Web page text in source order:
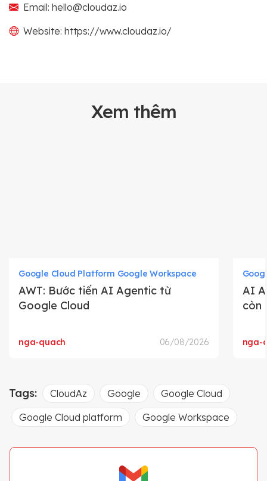
Email: hello@cloudaz.io
Website: https://www.cloudaz.io/
Xem thêm
Google Cloud Platform Google Workspace
AWT: Bước tiến AI Agentic từ
Google Cloud
nga-quach 06/08/2026
AI
còn
nga-
Tags: CloudAz Google
Google Cloud
Google Cloud platform
Google Workspace